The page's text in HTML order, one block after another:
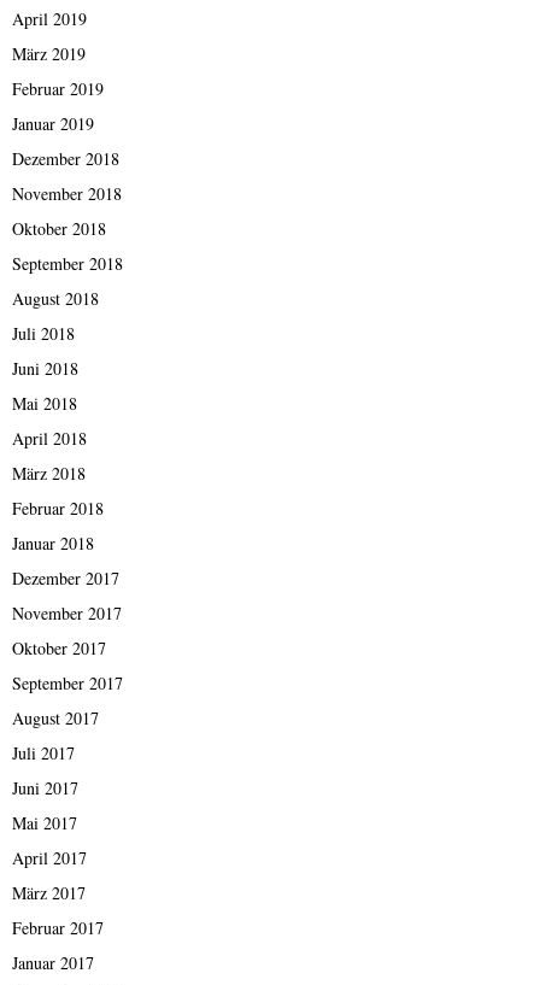
April 2019
März 2019
Februar 2019
Januar 2019
Dezember 2018
November 2018
Oktober 2018
September 2018
August 2018
Juli 2018
Juni 2018
Mai 2018
April 2018
März 2018
Februar 2018
Januar 2018
Dezember 2017
November 2017
Oktober 2017
September 2017
August 2017
Juli 2017
Juni 2017
Mai 2017
April 2017
März 2017
Februar 2017
Januar 2017